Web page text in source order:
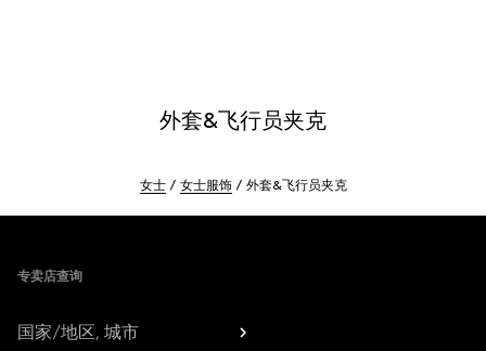
外套&飞行员夹克
女士 女士服饰 外套&飞行员夹克
专卖店查询
国家/地区, 城市